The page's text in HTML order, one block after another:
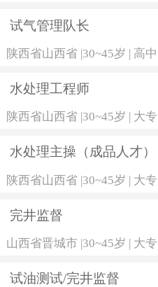
试气管理队长
陕西省山西省|30~45岁 | 高中
水处理工程师
陕西省山西省| 30~45岁 大专
水处理主操（成品人才）
陕西省山西省|30~45岁 | 大专
完井监督
山西省晋城市 |30~45岁 | 大专
试油测试/完井监督